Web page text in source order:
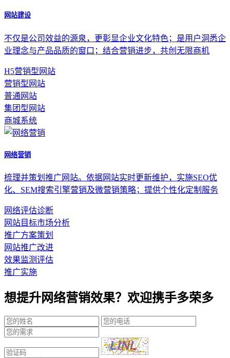
网站建设
不仅是公司效益的源泉，更彰显企业文化特色；是用户洞悉企
业理念与产品品质的窗口；结合营销进步，共创无限商机
H5营销型网站
营销型网站
普通网站
集团型网站
商城系统
网络营销
梳理并策划推广网站。依据网站实时更新维护，实施SEO优
化、SEM搜索引擎营销及微营销策略；提供个性化定制服务
网络评估诊断
网站目标市场分析
推广方案策划
网站推广改进
效果监测评估
推广实施
想提升网络营销效果？欢迎携手多荣多